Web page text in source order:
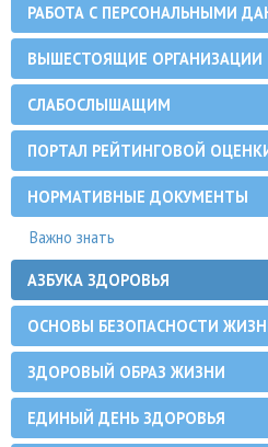
РАБОТА С ПЕРСОНАЛЬНЫМИ
ВЫШЕСТОЯЩИЕ ОРГАНИЗАЦИИ
СЛАБОСЛЫШАЩИМ
ПОРТАЛ РЕЙТИНГОВОЙ
НОРМАТИВНЫЕ ДОКУМЕНТЫ
Важно знать
АЗБУКА ЗДОРОВЬЯ
ОСНОВЫ БЕЗОПАСНОСТИ
ЗДОРОВЫЙ ОБРАЗ ЖИЗНИ
ЕДИНЫЙ ДЕНЬ ЗДОРОВЬЯ